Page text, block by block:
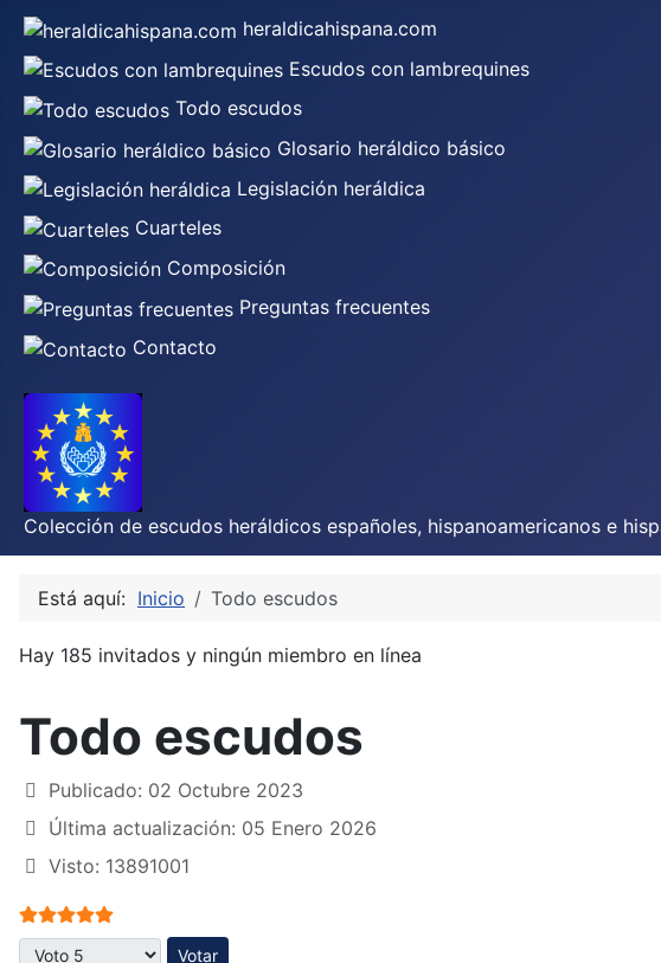
heraldicahispana.com
Escudos con lambrequines
Todo escudos
Glosario heráldico básico
Legislación heráldica
Cuarteles
Composición
Preguntas frecuentes
Contacto
Colección de escudos heráldicos españoles, hispanoamericanos e
Está aquí: Inicio Todo escudos
Hay 185 invitados y ningún miembro en línea
Todo escudos
Publicado: 02 Octubre 2023
Última actualización: 05 Enero 2026
Visto: 13891001
Ratio:5/5
Por favor, vote